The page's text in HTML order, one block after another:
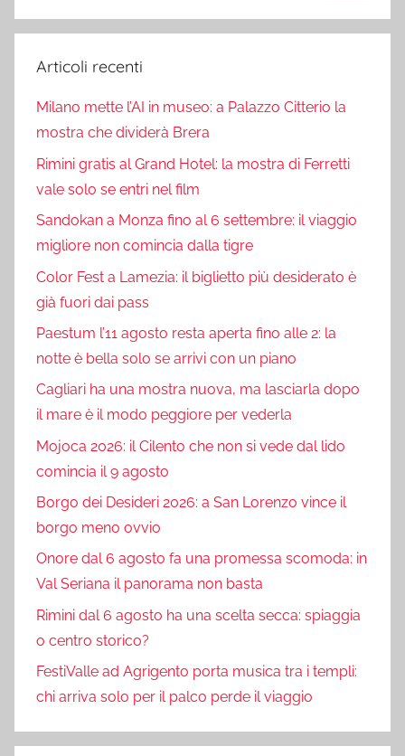
Articoli recenti
Milano mette l’AI in museo: a Palazzo Citterio la
mostra che dividerà Brera
Rimini gratis al Grand Hotel: la mostra di Ferretti
vale solo se entri nel film
Sandokan a Monza fino al 6 settembre: il viaggio
migliore non comincia dalla tigre
Color Fest a Lamezia: il biglietto più desiderato è
già fuori dai pass
Paestum l’11 agosto resta aperta fino alle 2: la
notte è bella solo se arrivi con un piano
Cagliari ha una mostra nuova, ma lasciarla dopo
il mare è il modo peggiore per vederla
Mojoca 2026: il Cilento che non si vede dal lido
comincia il 9 agosto
Borgo dei Desideri 2026: a San Lorenzo vince il
borgo meno ovvio
Onore dal 6 agosto fa una promessa scomoda: in
Val Seriana il panorama non basta
Rimini dal 6 agosto ha una scelta secca: spiaggia
o centro storico?
FestiValle ad Agrigento porta musica tra i templi:
chi arriva solo per il palco perde il viaggio